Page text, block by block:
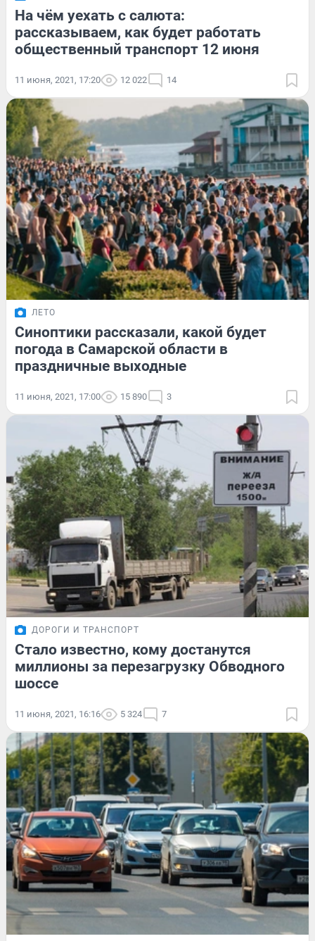
На чём уехать с салюта:
рассказываем, как будет работать
общественный транспорт 12 июня
11 июня, 2021, 17:20 12 022 14
ЛЕТО
Синоптики рассказали, какой будет
погода в Самарской области в
праздничные выходные
11 июня, 2021, 17:00 15 890 3
ДОРОГИ И ТРАНСПОРТ
Стало известно, кому достанутся
миллионы за перезагрузку Обводного
шоссе
11 июня, 2021, 16:16 5 324 7